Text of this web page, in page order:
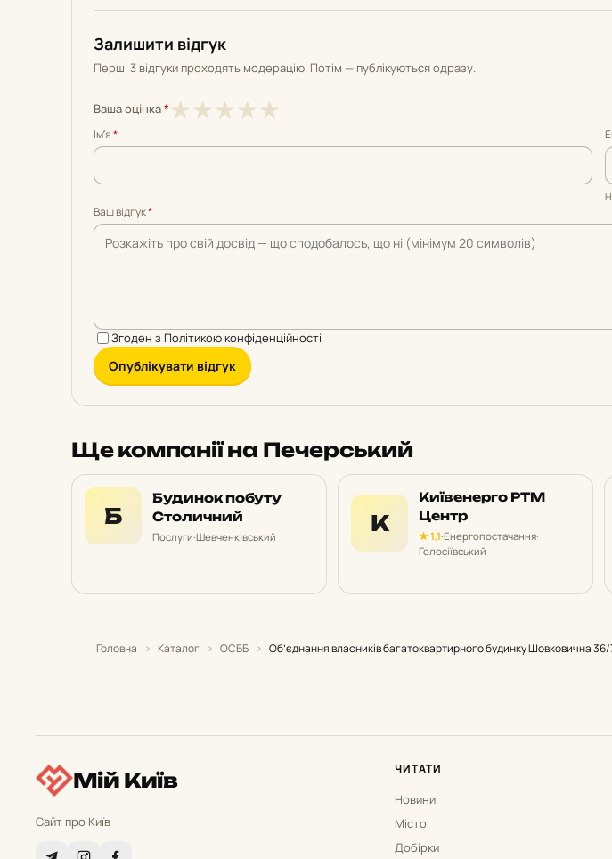
Залишити відгук
Перші 3 відгуки проходять модерацію. Потім — публікуються одразу.
Ваша оцінка* ★
5
★4
5
★3
5
★2
5
★1
5
Імʼя*
Ваш відгук*
Згоден з Політикою конфіденційності
Опублікувати відгук
Ще компанії на Печерський
Б
Будинок побуту
Столичний
Послуги·Шевченківський К
Київенерго РТМ
Центр
★ 1,1·Енергопостачання·
Голосіївський
Головна › Каталог › ОСББ › Об’єднання власників багатоквартирного будинку Шовковична 36/
Мій Київ
Сайт про Київ
ЧИТАТИ
Новини
Місто
Добірки